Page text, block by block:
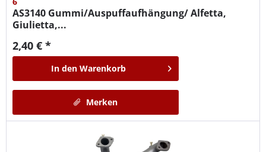
AS3140 Gummi/Auspuffaufhängung/ Alfetta,
Giulietta,...
2,40 € *
In den Warenkorb
Merken